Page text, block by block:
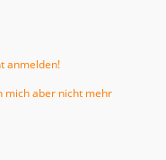
anmelden!
mich aber nicht mehr